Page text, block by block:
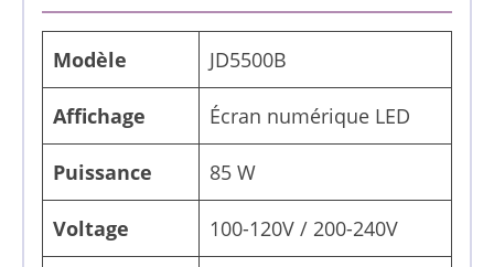
Modèle JD5500B
Affichage Écran numérique LED
Puissance 85 W
Voltage 100-120V / 200-240V